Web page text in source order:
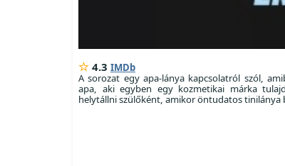
4.3 IMDb
A sorozat egy apa-lánya kapcsolatról szól,
apa, aki egyben egy kozmetikai márka
helytállni szülőként, amikor öntudatos tinilánya